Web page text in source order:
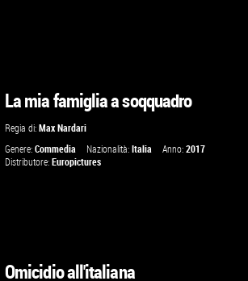
La mia famiglia a soqquadro
Regia di:Max Nardari
Genere:Commedia Nazionalità:Italia Anno:2017
Distributore:Europictures
Omicidio all'italiana